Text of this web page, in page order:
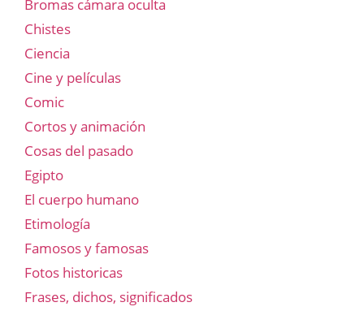
Bromas cámara oculta
Chistes
Ciencia
Cine y películas
Comic
Cortos y animación
Cosas del pasado
Egipto
El cuerpo humano
Etimología
Famosos y famosas
Fotos historicas
Frases, dichos, significados